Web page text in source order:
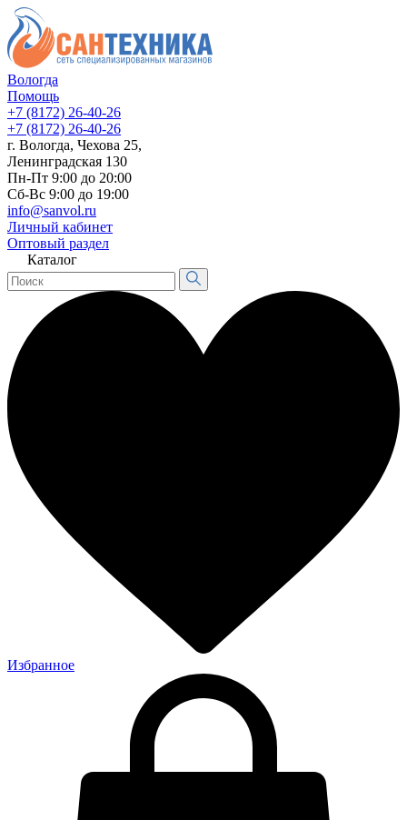
Вологда
Помощь
+7 (8172) 26-40-26
+7 (8172) 26-40-26
г. Вологда, Чехова 25,
Ленинградская 130
Пн-Пт 9:00 до 20:00
Сб-Вс 9:00 до 19:00
info@sanvol.ru
Личный кабинет
Оптовый раздел
Каталог
Избранное